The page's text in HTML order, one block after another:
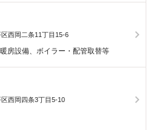
西岡二条11丁目15-6
房設備、ボイラー・配管取替等
西岡四条3丁目5-10